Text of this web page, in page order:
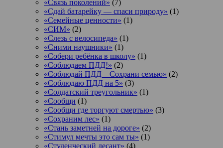
«Связь поколений» (7)
«Сдай батарейку — спаси природу» (1)
«Семейные ценности» (1)
«СИМ» (2)
«Слезь с велосипеда» (1)
«Сними наушники» (1)
«Собери ребёнка в школу» (1)
«Соблюдаем ПДД!» (2)
«Соблюдай ПДД – Сохрани семью» (2)
«Соблюдаю ПДД на 5» (3)
«Солдатский треугольник» (1)
«Сообщи (1)
«Сообщи где торгуют смертью» (3)
«Сохраним лес» (1)
«Стань заметней на дороге» (2)
«Стимул мечты это сам ты» (1)
«Студенческий десант» (4)